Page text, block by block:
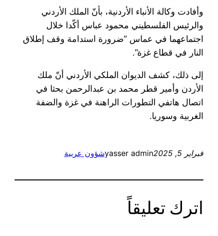
وأفادت وكالة الأنباء الأردنية، بأنّ الملك الأردني
والرئيس الفلسطيني محمود عباس أكّدا خلال
اجتماعهما في عماس “ضرورة استدامة وقف إطلاق
النار في قطاع غزة”.
إلى ذلك، كشف الديوان الملكي الأردني أنّ ملك
الأردن وأمير قطر محمد بن عبدالرحمن بحثا في
اتصال هاتفي التطورات الراهنة في غزة والضفة
الغربية وسوريا.
فبراير 5, 2025 yasser adminشؤون عربية
اترك تعليقاً